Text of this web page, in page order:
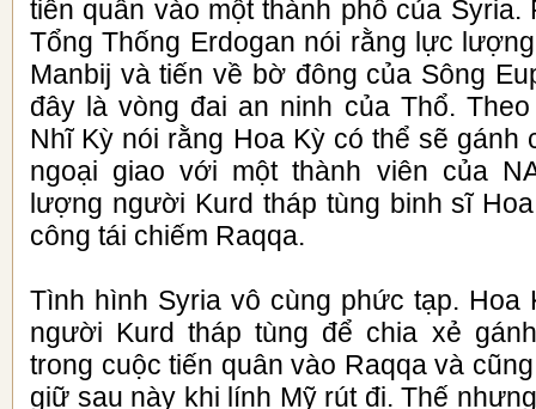
tiến quân vào một thành phố của Syria.
Tổng Thống Erdogan nói rằng lực
Manbij và tiến về bờ đông của Sông
đây là vòng đai an ninh của Thổ.
Nhĩ Kỳ nói rằng Hoa Kỳ có thể sẽ gánh
ngoại giao với một thành viên của
lượng người Kurd tháp tùng binh sĩ
công tái chiếm Raqqa.
Tình hình Syria vô cùng phức tạp. Hoa
người Kurd tháp tùng để chia xẻ
trong cuộc tiến quân vào Raqqa và
giữ sau này khi lính Mỹ rút đi. Thế